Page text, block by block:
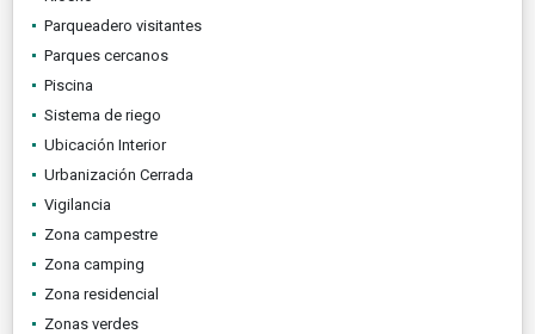
Parqueadero visitantes
Parques cercanos
Piscina
Sistema de riego
Ubicación Interior
Urbanización Cerrada
Vigilancia
Zona campestre
Zona camping
Zona residencial
Zonas verdes